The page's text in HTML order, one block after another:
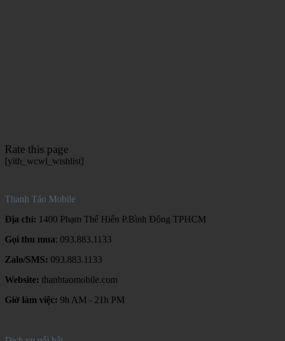
Rate this page
[yith_wcwl_wishlist]
Thanh Táo Mobile
Địa chỉ: 1400 Phạm Thế Hiển P.Bình Đông TPHCM
Gọi thu mua: 093.883.1133
Zalo/SMS: 093.883.1133
Website: thanhtaomobile.com
Giờ làm việc: 9h AM - 21h PM